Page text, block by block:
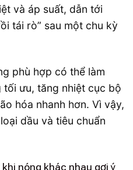
và áp suất, dẫn tới
tái rò” sau một chu kỳ
phù hợp có thể làm
tối ưu, tăng nhiệt cục bộ
hóa nhanh hơn. Vì vậy,
dầu và tiêu chuẩn
nóng khác nhau gợi ý